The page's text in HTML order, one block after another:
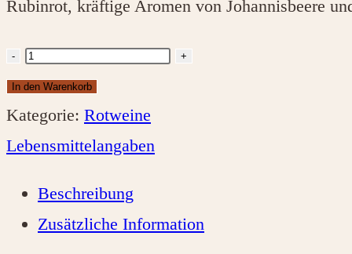
Rubinrot, kräftige Aromen von Johannisbeere
-
Merlot
2024
lieblich
Menge
+
In den Warenkorb
Kategorie: Rotweine
Lebensmittelangaben
Beschreibung
Zusätzliche Information